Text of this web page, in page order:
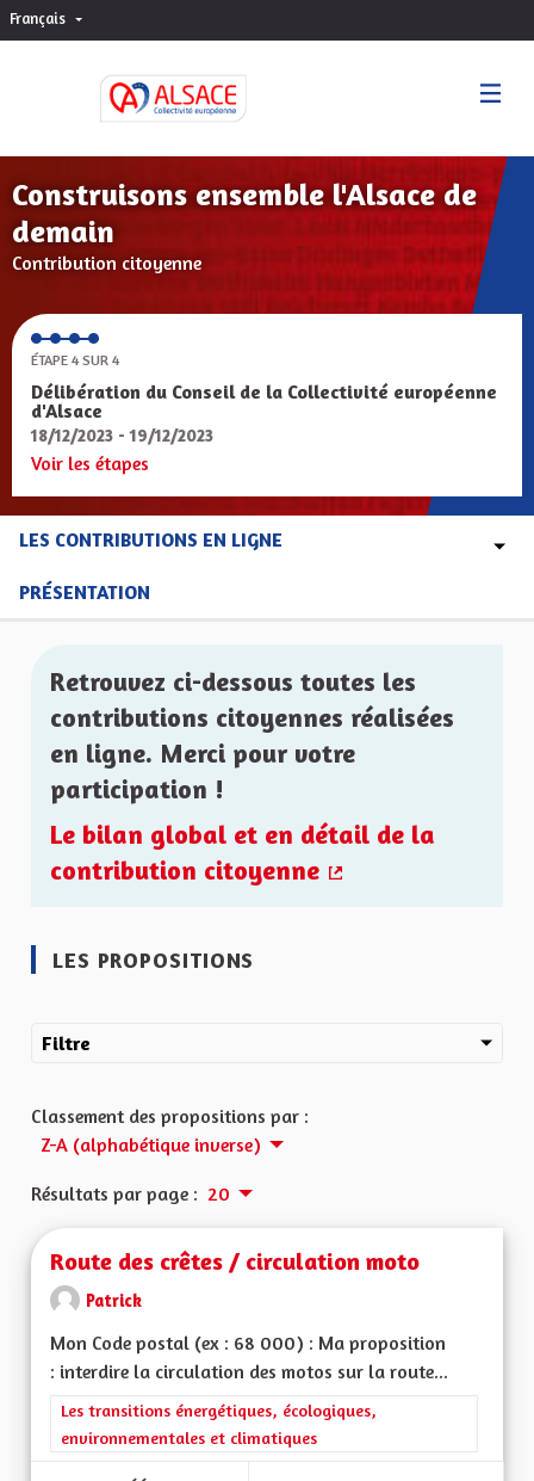
Français Choisir la langue
Construisons ensemble l'Alsace de
demain
Contribution citoyenne
ÉTAPE 4 SUR 4
Délibération du Conseil de la Collectivité européenne
d'Alsace
18/12/2023 - 19/12/2023
Voir les étapes
LES CONTRIBUTIONS EN LIGNE
PRÉSENTATION
Retrouvez ci-dessous toutes les
contributions citoyennes réalisées
en ligne. Merci pour votre
participation !
Le bilan global et en détail de la
contribution citoyenne
LES PROPOSITIONS
Filtre
Classement des propositions par :
Z-A (alphabétique inverse)
Résultats par page : 20
Route des crêtes / circulation moto
Patrick
Mon Code postal (ex : 68 000) : Ma proposition
: interdire la circulation des motos sur la route...
Filtrer les résultats de la catégorie : Les transitions
Les transitions énergétiques, écologiques,
environnementales et climatiques